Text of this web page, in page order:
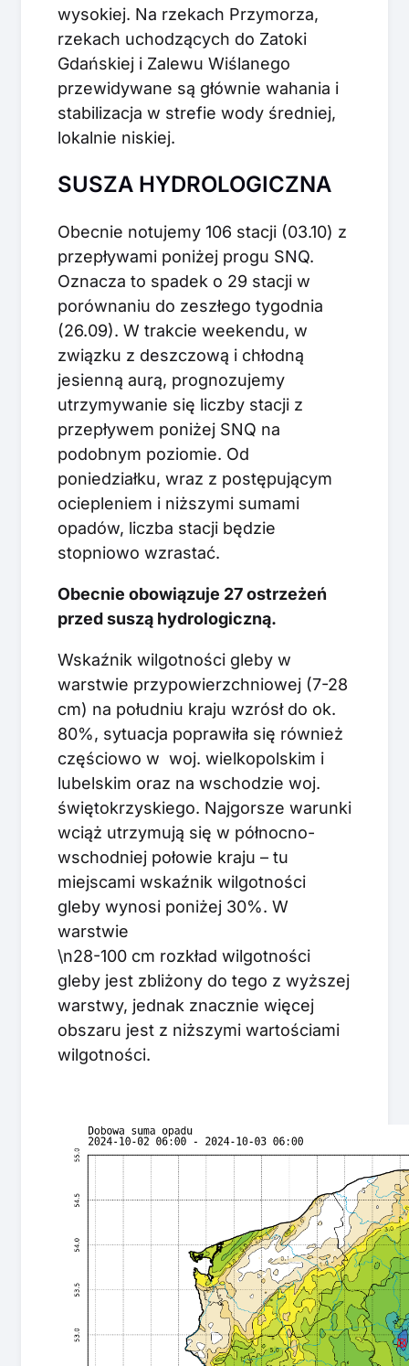
wysokiej. Na rzekach Przymorza,
rzekach uchodzących do Zatoki
Gdańskiej i Zalewu Wiślanego
przewidywane są głównie wahania i
stabilizacja w strefie wody średniej,
lokalnie niskiej.
SUSZA HYDROLOGICZNA
Obecnie notujemy 106 stacji (03.10) z
przepływami poniżej progu SNQ.
Oznacza to spadek o 29 stacji w
porównaniu do zeszłego tygodnia
(26.09). W trakcie weekendu, w
związku z deszczową i chłodną
jesienną aurą, prognozujemy
utrzymywanie się liczby stacji z
przepływem poniżej SNQ na
podobnym poziomie. Od
poniedziałku, wraz z postępującym
ociepleniem i niższymi sumami
opadów, liczba stacji będzie
stopniowo wzrastać.
Obecnie obowiązuje 27 ostrzeżeń
przed suszą hydrologiczną.
Wskaźnik wilgotności gleby w
warstwie przypowierzchniowej (7-28
cm) na południu kraju wzrósł do ok.
80%, sytuacja poprawiła się również
częściowo w woj. wielkopolskim i
lubelskim oraz na wschodzie woj.
świętokrzyskiego. Najgorsze warunki
wciąż utrzymują się w północno-
wschodniej połowie kraju – tu
miejscami wskaźnik wilgotności
gleby wynosi poniżej 30%. W
warstwie
\n28-100 cm rozkład wilgotności
gleby jest zbliżony do tego z wyższej
warstwy, jednak znacznie więcej
obszaru jest z niższymi wartościami
wilgotności.